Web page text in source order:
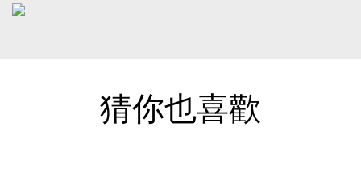
猜你也喜歡